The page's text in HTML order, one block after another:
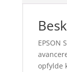
EPSON
opfylde